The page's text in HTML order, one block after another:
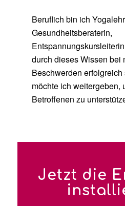
Beruflich bin ich
Gesundheitsberaterin,
durch dieses Wissen bei
Beschwerden
möchte ich weitergeben,
Betroffenen zu
Jetzt die